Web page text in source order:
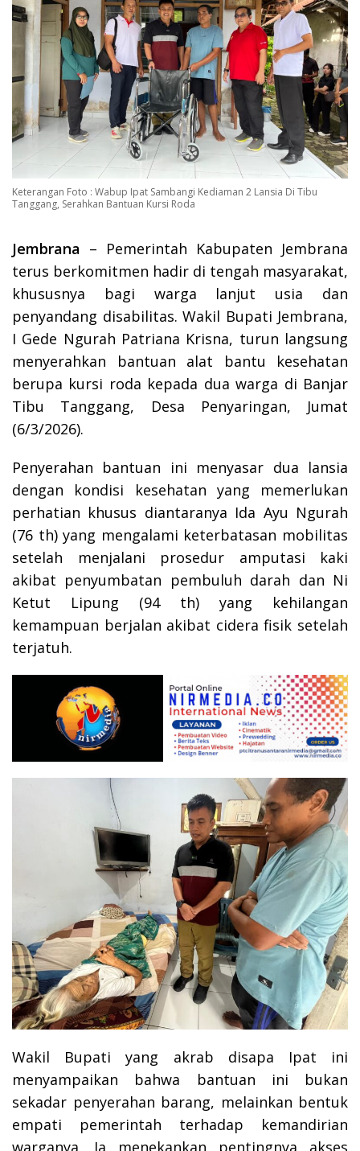
Keterangan Foto : Wabup Ipat Sambangi Kediaman 2 Lansia Di Tibu
Tanggang, Serahkan Bantuan Kursi Roda
Jembrana – Pemerintah Kabupaten Jembrana
terus berkomitmen hadir di tengah masyarakat,
khususnya bagi warga lanjut usia dan
penyandang disabilitas. Wakil Bupati Jembrana,
I Gede Ngurah Patriana Krisna, turun langsung
menyerahkan bantuan alat bantu kesehatan
berupa kursi roda kepada dua warga di Banjar
Tibu Tanggang, Desa Penyaringan, Jumat
(6/3/2026).
Penyerahan bantuan ini menyasar dua lansia
dengan kondisi kesehatan yang memerlukan
perhatian khusus diantaranya Ida Ayu Ngurah
(76 th) yang mengalami keterbatasan mobilitas
setelah menjalani prosedur amputasi kaki
akibat penyumbatan pembuluh darah dan Ni
Ketut Lipung (94 th) yang kehilangan
kemampuan berjalan akibat cidera fisik setelah
terjatuh.
Wakil Bupati yang akrab disapa Ipat ini
menyampaikan bahwa bantuan ini bukan
sekadar penyerahan barang, melainkan bentuk
empati pemerintah terhadap kemandirian